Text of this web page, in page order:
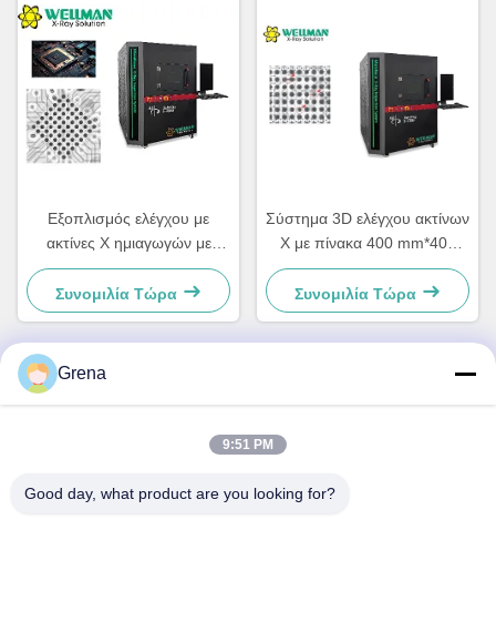
Εξοπλισμός ελέγχου με
ακτίνες Χ ημιαγωγών με
μεγάλη σκηνή 400*400 mm
και χωρητικότητα φορτίου 10
kg
Συνομιλία Τώρα
Σύστημα 3D ελέγχου ακτίνων
Χ με πίνακα 400 mm*400
mm για την επίτευξη
αυτοελέγχου σε μεγάλες
ποσότητες
Συνομιλία Τώρα
Γρήγορη επικοινωνία
5F,B3, Anda ElectronicsIndustrial Factory,
Grena
9:51 PM
Good day, what product are you looking for?